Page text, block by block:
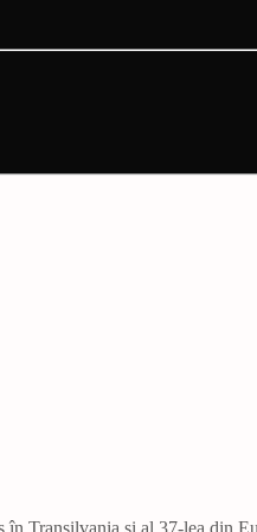
Transilvania și al 37-lea din